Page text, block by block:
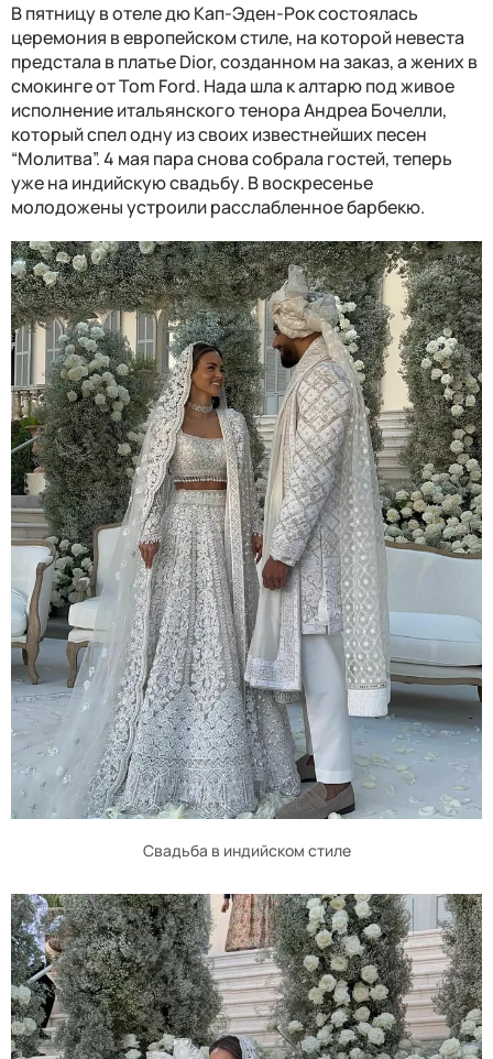
В пятницу в отеле дю Кап-Эден-Рок состоялась
церемония в европейском стиле, на которой невеста
предстала в платье Dior, созданном на заказ, а жених в
смокинге от Tom Ford. Нада шла к алтарю под живое
исполнение итальянского тенора Андреа Бочелли,
который спел одну из своих известнейших песен
“Молитва”. 4 мая пара снова собрала гостей, теперь
уже на индийскую свадьбу. В воскресенье
молодожены устроили расслабленное барбекю.
Свадьба в индийском стиле